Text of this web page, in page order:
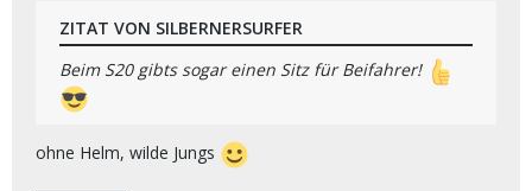
ZITAT VON SILBERNERSURFER
Beim S20 gibts sogar einen Sitz für Beifahrer!
ohne Helm, wilde Jungs